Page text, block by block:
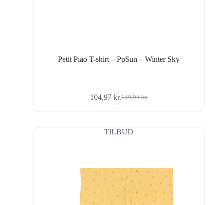
Petit Piao T-shirt – PpSun – Winter Sky
149,95kr.
Den
var:
149,95 kr..
104,97 kr.Den
er:
104,97 kr..
TILBUD